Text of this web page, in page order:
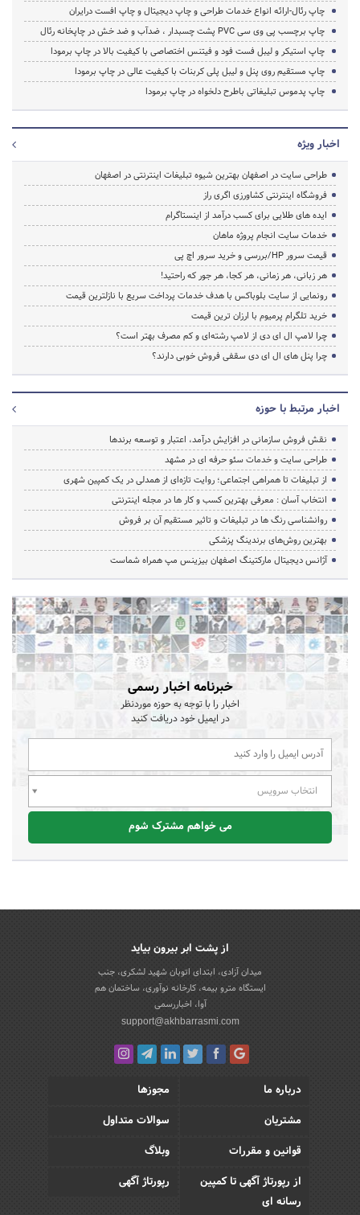
چاپ رئال-ارائه انواع خدمات طراحی و چاپ دیجیتال و چاپ افست درایران
چاپ برچسب پی وی سی PVC پشت چسبدار ، ضدآب و ضد خش در چاپخانه رئال
چاپ استیکر و لیبل فست فود و فیتنس اختصاصی با کیفیت بالا در چاپ برمودا
چاپ مستقیم روی پنل و لیبل پلی کربنات با کیفیت عالی در چاپ برمودا
چاپ پدموس تبلیغاتی باطرح دلخواه در چاپ برمودا
اخبار ویژه
طراحی سایت در اصفهان بهترین شیوه تبلیغات اینترنتی در اصفهان
فروشگاه اینترنتی کشاورزی اگری راز
ایده های طلایی برای کسب درآمد از اینستاگرام
خدمات سایت انجام پروژه ماهان
قیمت سرور HP/بررسی و خرید سرور اچ پی
هر زبانی، هر زمانی، هر کجا، هر جور که راحتید!
رونمایی از سایت بلوباکس با هدف خدمات پرداخت سریع با نازلترین قیمت
خرید تلگرام پرمیوم با ارزان ترین قیمت
چرا لامپ ال ای دی از لامپ رشته‌ای و کم مصرف بهتر است؟
چرا پنل های ال ای دی سقفی فروش خوبی دارند؟
اخبار مرتبط با حوزه
نقش فروش سازمانی در افزایش درآمد، اعتبار و توسعه برندها
طراحی سایت و خدمات سئو حرفه ای در مشهد
از تبلیغات تا همراهی اجتماعی؛ روایت تازه‌ای از همدلی در یک کمپین شهری
انتخاب آسان : معرفی بهترین کسب و کار ها در مجله اینترنتی
روانشناسی رنگ ها در تبلیغات و تاثیر مستقیم آن بر فروش
بهترین روش‌های برندینگ پزشکی
آژانس دیجیتال مارکتینگ اصفهان بیزینس مپ همراه شماست
خبرنامه اخبار رسمی
اخبار را با توجه به حوزه موردنظر
در ایمیل خود دریافت کنید
انتخاب سرویس
می خواهم مشترک شوم
از پشت ابر بیرون بیاید
میدان آزادی، ابتدای اتوبان شهید لشکری، جنب
ایستگاه مترو بیمه، کارخانه نوآوری، ساختمان هم
آوا، اخباررسمی
support@akhbarrasmi.com
درباره ما
مجوزها
مشتریان
سوالات متداول
قوانین و مقررات
وبلاگ
از رپورتاژ آگهی تا کمپین
رسانه ای
رپورتاژ آگهی